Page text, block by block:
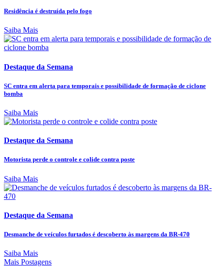
Residência é destruída pelo fogo
Saiba Mais
Destaque da Semana
SC entra em alerta para temporais e possibilidade de formação de ciclone
bomba
Saiba Mais
Destaque da Semana
Motorista perde o controle e colide contra poste
Saiba Mais
Destaque da Semana
Desmanche de veículos furtados é descoberto às margens da BR-470
Saiba Mais
Mais Postagens